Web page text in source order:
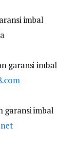
imbal
garansi imbal
garansi imbal